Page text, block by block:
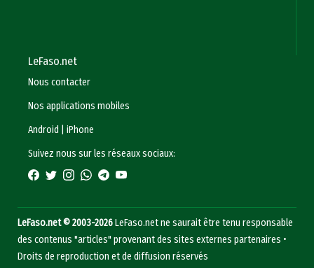
LeFaso.net
Nous contacter
Nos applications mobiles
Android
|iPhone
Suivez nous sur les réseaux sociaux:
LeFaso.net © 2003-2026LeFaso.net ne saurait être tenu responsable
des contenus "articles" provenant des sites externes partenaires •
Droits de reproduction et de diffusion réservés